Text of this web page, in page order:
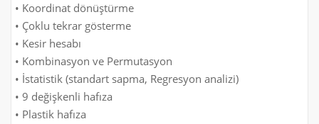
• Koordinat dönüştürme
• Çoklu tekrar gösterme
• Kesir hesabı
• Kombinasyon ve Permutasyon
• İstatistik (standart sapma, Regresyon analizi)
• 9 değişkenli hafıza
• Plastik hafıza